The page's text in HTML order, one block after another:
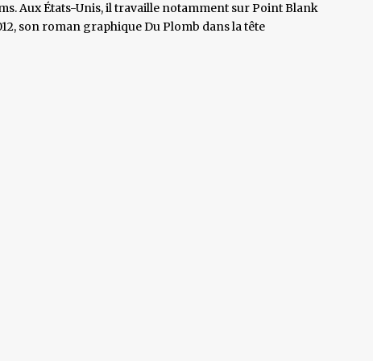
Aux États-Unis, il travaille notamment sur Point Blank
son roman graphique Du Plomb dans la tête